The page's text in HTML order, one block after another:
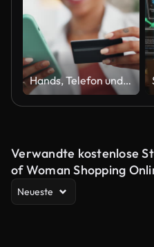
Hands, Telefon und Kreditkarte für Online-Shopping zu Hause, E-Commerce-Anmeldung und Fintech-Zahlung auf dem Sofa. Glückliche Frau oder Benutzer mit Mobile Banking, um Kontostand, Passwort oder Abonnement für Premium zu überprüfen
Verwandte kostenlose
of Woman Shopping
Neueste